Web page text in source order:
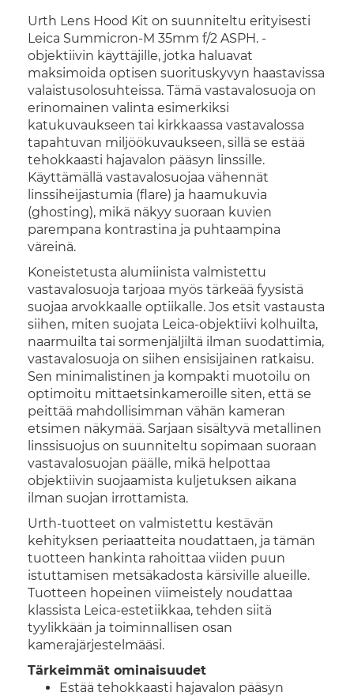
Urth Lens Hood Kit on suunniteltu erityisesti
Leica Summicron-M 35mm f/2 ASPH. -
objektiivin käyttäjille, jotka haluavat
maksimoida optisen suorituskyvyn haastavissa
valaistusolosuhteissa. Tämä vastavalosuoja on
erinomainen valinta esimerkiksi
katukuvaukseen tai kirkkaassa vastavalossa
tapahtuvan miljöökuvaukseen, sillä se estää
tehokkaasti hajavalon pääsyn linssille.
Käyttämällä vastavalosuojaa vähennät
linssiheijastumia (flare) ja haamukuvia
(ghosting), mikä näkyy suoraan kuvien
parempana kontrastina ja puhtaampina
väreinä.
Koneistetusta alumiinista valmistettu
vastavalosuoja tarjoaa myös tärkeää fyysistä
suojaa arvokkaalle optiikalle. Jos etsit vastausta
siihen, miten suojata Leica-objektiivi kolhuilta,
naarmuilta tai sormenjäljiltä ilman suodattimia,
vastavalosuoja on siihen ensisijainen ratkaisu.
Sen minimalistinen ja kompakti muotoilu on
optimoitu mittaetsinkameroille siten, että se
peittää mahdollisimman vähän kameran
etsimen näkymää. Sarjaan sisältyvä metallinen
linssisuojus on suunniteltu sopimaan suoraan
vastavalosuojan päälle, mikä helpottaa
objektiivin suojaamista kuljetuksen aikana
ilman suojan irrottamista.
Urth-tuotteet on valmistettu kestävän
kehityksen periaatteita noudattaen, ja tämän
tuotteen hankinta rahoittaa viiden puun
istuttamisen metsäkadosta kärsiville alueille.
Tuotteen hopeinen viimeistely noudattaa
klassista Leica-estetiikkaa, tehden siitä
tyylikkään ja toiminnallisen osan
kamerajärjestelmääsi.
Tärkeimmät ominaisuudet
Estää tehokkaasti hajavalon pääsyn